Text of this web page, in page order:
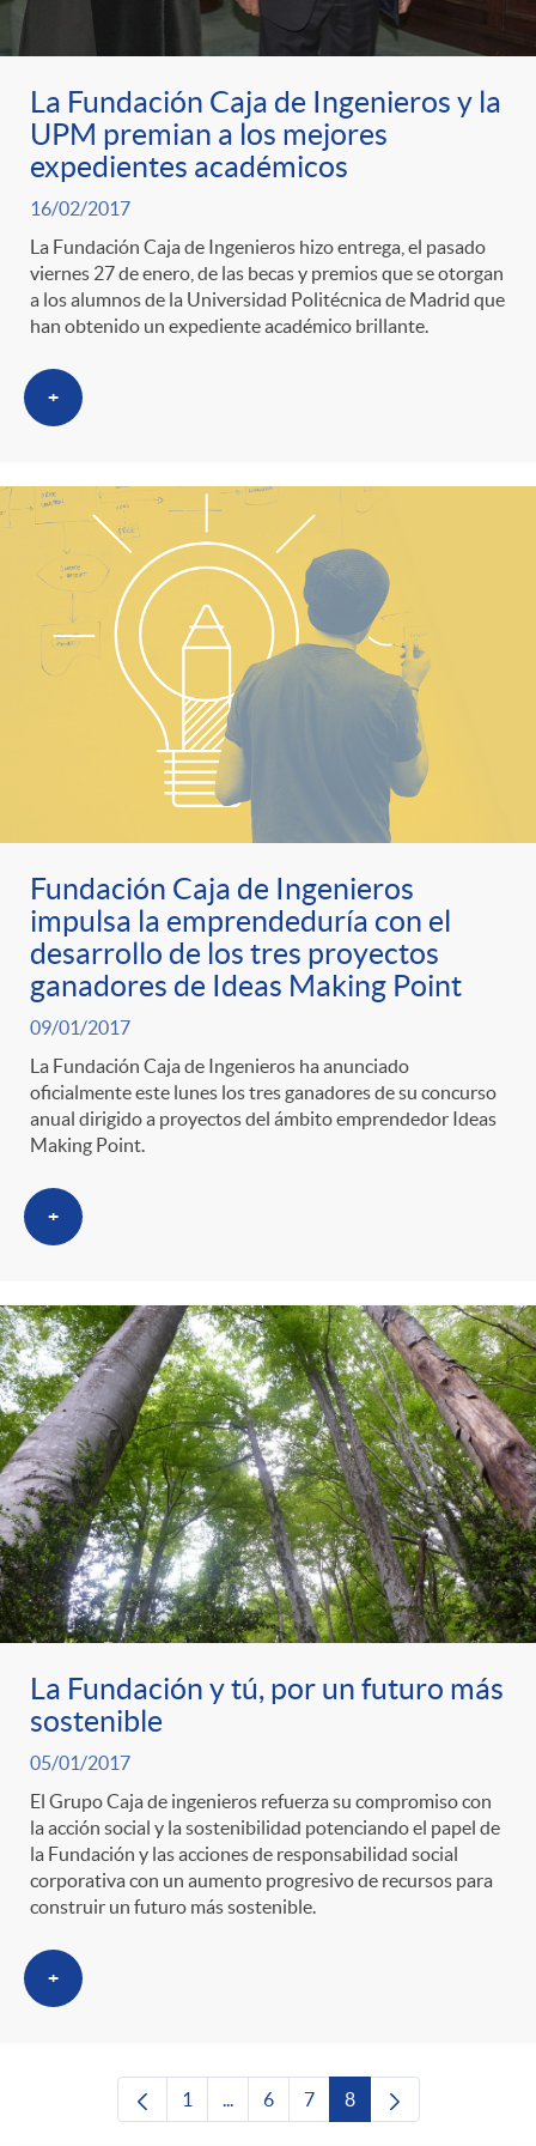
La Fundación Caja de Ingenieros y la
UPM premian a los mejores
expedientes académicos
16/02/2017
La Fundación Caja de Ingenieros hizo entrega, el pasado
viernes 27 de enero, de las becas y premios que se otorgan
a los alumnos de la Universidad Politécnica de Madrid que
han obtenido un expediente académico brillante.
+
Fundación Caja de Ingenieros
impulsa la emprendeduría con el
desarrollo de los tres proyectos
ganadores de Ideas Making Point
09/01/2017
La Fundación Caja de Ingenieros ha anunciado
oficialmente este lunes los tres ganadores de su concurso
anual dirigido a proyectos del ámbito emprendedor Ideas
Making Point.
+
La Fundación y tú, por un futuro más
sostenible
05/01/2017
El Grupo Caja de ingenieros refuerza su compromiso con
la acción social y la sostenibilidad potenciando el papel de
la Fundación y las acciones de responsabilidad social
corporativa con un aumento progresivo de recursos para
construir un futuro más sostenible.
+
Página
1 ...Páginas intermedias Use TAB para
Página
6 Página
7 Página
8